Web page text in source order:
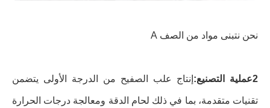
نحن نتبنى مواد من الصف A
2عملية التصنيع: إنتاج علب الصفيح من الدرجة الأولى يتضمن
تقنيات متقدمة، بما في ذلك لحام الدقة ومعالجة درجات الحرارة